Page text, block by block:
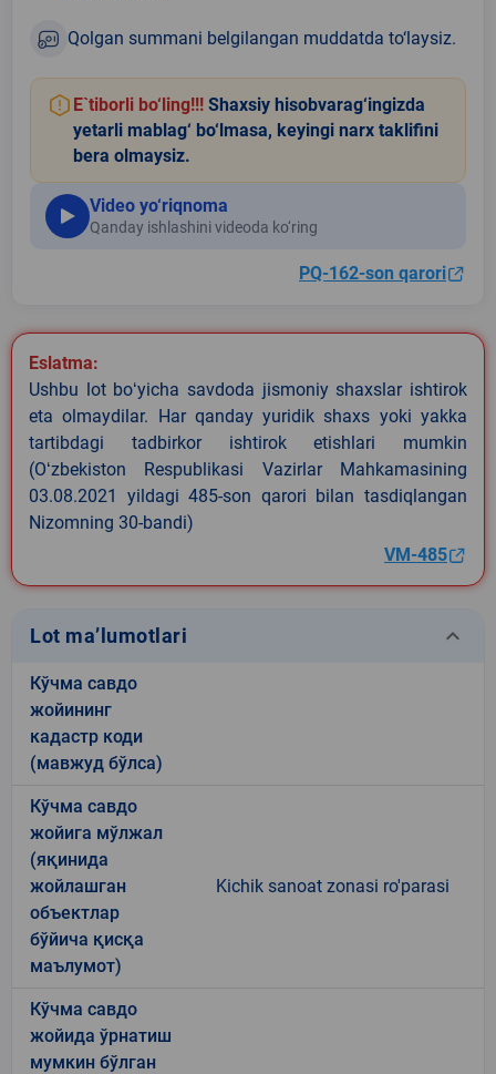
Qolgan summani belgilangan muddatda to‘laysiz.
E`tiborli bo‘ling!!! Shaxsiy hisobvarag‘ingizda
yetarli mablag‘ bo‘lmasa, keyingi narx taklifini
bera olmaysiz.
Video yo‘riqnoma
Qanday ishlashini videoda ko‘ring
PQ-162-son qarori
Eslatma:
Ushbu lot boʻyicha savdoda jismoniy shaxslar ishtirok
eta olmaydilar. Har qanday yuridik shaxs yoki yakka
tartibdagi tadbirkor ishtirok etishlari mumkin
(Oʻzbekiston Respublikasi Vazirlar Mahkamasining
03.08.2021 yildagi 485-son qarori bilan tasdiqlangan
Nizomning 30-bandi)
VM-485
Lot ma’lumotlari keyboard_arrow_down
Кўчма савдо
жойининг
кадастр коди
(мавжуд бўлса)
Кўчма савдо
жойига мўлжал
(яқинида
жойлашган
объектлар
бўйича қисқа
маълумот)
Kichik sanoat zonasi ro'parasi
Кўчма савдо
жойида ўрнатиш
мумкин бўлган